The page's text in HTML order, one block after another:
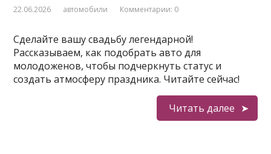
22.06.2026 автомобили Комментарии: 0
Сделайте вашу свадьбу легендарной!
Рассказываем, как подобрать авто для
молодоженов, чтобы подчеркнуть статус и
создать атмосферу праздника. Читайте сейчас!
Читать далее